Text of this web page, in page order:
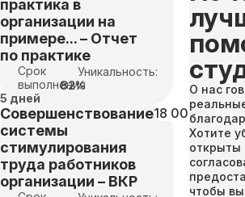
практика в
организации на
примере... – Отчет
по практике
Срок
выполнения
5 дней
Уникальность:
82%
Совершенствование
системы
стимулирования
труда работников
организации – ВКР
18 000 руб
О нас
Хотите
открыты
чтобы